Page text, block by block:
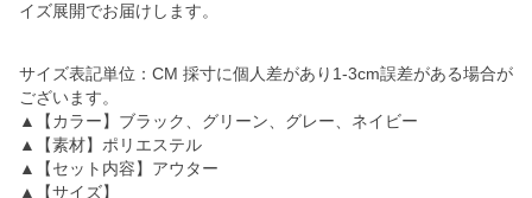
イズ展開でお届けします。
サイズ表記単位：CM 採寸に個人差があり1-3cm誤差がある場合が
ございます。
▲【カラー】ブラック、グリーン、グレー、ネイビー
▲【素材】ポリエステル
▲【セット内容】アウター
▲【サイズ】